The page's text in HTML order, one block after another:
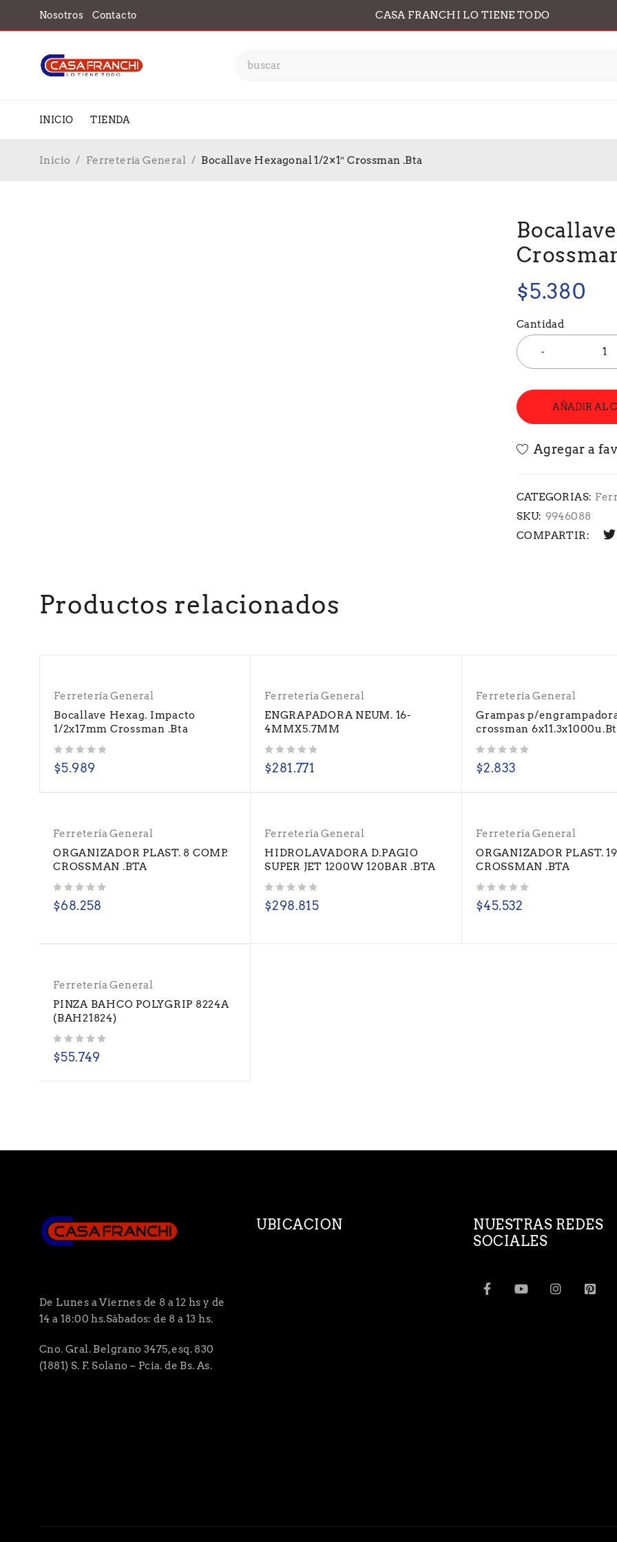
Nosotros Contacto CASA FRANCHI LO TIENE TODO
INICIO TIENDA
Inicio / Ferretería General / Bocallave Hexagonal 1/2×1″ Crossman .Bta
$5.380
Cantidad
AÑADIR AL
CATEGORIAS:
SKU: 9946088
COMPARTIR:
Productos relacionados
Ferretería General
Bocallave Hexag. Impacto
1/2x17mm Crossman .Bta
$5.989
Ferretería General
ENGRAPADORA NEUM. 16-
4MMX5.7MM
$281.771
Ferretería General
Grampas p/
crossman
$2.833
Ferretería General
ORGANIZADOR PLAST. 8 COMP.
CROSSMAN .BTA
$68.258
Ferretería General
HIDROLAVADORA D.PAGIO
SUPER JET 1200W 120BAR .BTA
$298.815
Ferretería General
ORGANIZADOR PLAST.
CROSSMAN .BTA
$45.532
Ferretería General
PINZA BAHCO POLYGRIP 8224A
(BAH21824)
$55.749
De Lunes a Viernes de 8 a 12 hs y de
14 a 18:00 hs.Sábados: de 8 a 13 hs.
Cno. Gral. Belgrano 3475, esq. 830
(1881) S. F. Solano – Pcia. de Bs. As.
UBICACION
NUESTRAS REDES
SOCIALES